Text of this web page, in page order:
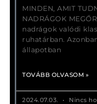
MINDEN, AMIT
NADRÁGOK
nadrágok valódi
ruhatárban.
állapotban
TOVÁBB OLVASOM »
2024.07.03. Nincs